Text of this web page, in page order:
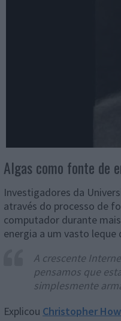
Algas como fonte de
Investigadores da
através do processo de
computador durante
energia a um vasto
A crescente
pensamos que
simplesmente
Explicou Christopher